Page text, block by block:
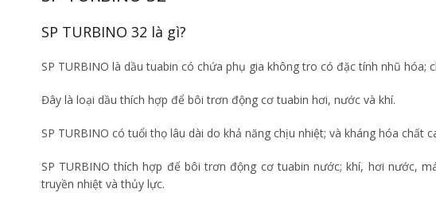
SP TURBINO 32 là gì?
SP TURBINO là dầu tuabin có chứa phụ gia không tro có đặc tính nhũ hóa;
Đây là loại dầu thích hợp để bôi trơn động cơ tuabin hơi, nước và khí.
SP TURBINO có tuổi thọ lâu dài do khả năng chịu nhiệt; và kháng hóa chất
SP TURBINO thích hợp để bôi trơn động cơ tuabin nước; khí, hơi nước,
truyền nhiệt và thủy lực.